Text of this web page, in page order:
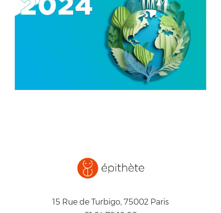
SAINT-GOBAIN
CLIMATE NOTEBOOK
15 Rue de Turbigo, 75002 Paris